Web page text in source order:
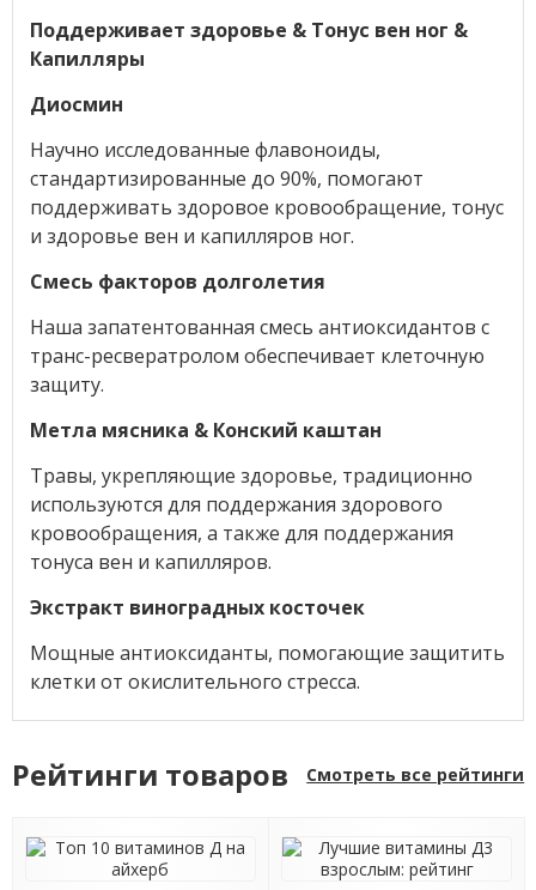
Поддерживает здоровье & Тонус вен ног &
Капилляры
Диосмин
Научно исследованные флавоноиды,
стандартизированные до 90%, помогают
поддерживать здоровое кровообращение, тонус
и здоровье вен и капилляров ног.
Смесь факторов долголетия
Наша запатентованная смесь антиоксидантов с
транс-ресвератролом обеспечивает клеточную
защиту.
Метла мясника & Конский каштан
Травы, укрепляющие здоровье, традиционно
используются для поддержания здорового
кровообращения, а также для поддержания
тонуса вен и капилляров.
Экстракт виноградных косточек
Мощные антиоксиданты, помогающие защитить
клетки от окислительного стресса.
Рейтинги товаров Смотреть все рейтинги